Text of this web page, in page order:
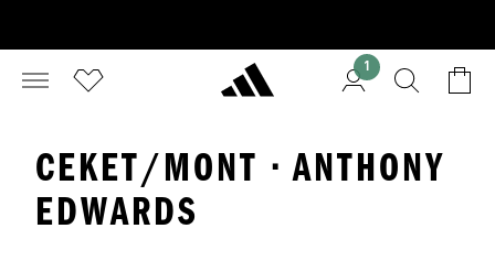
1
CEKET/MONT · ANTHONY
EDWARDS